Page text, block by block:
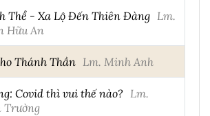
Thể - Xa Lộ Đến Thiên Đàng Lm.
Hữu An
Thánh Thần Lm. Minh Anh
Covid thì vui thế nào? Lm.
Trường